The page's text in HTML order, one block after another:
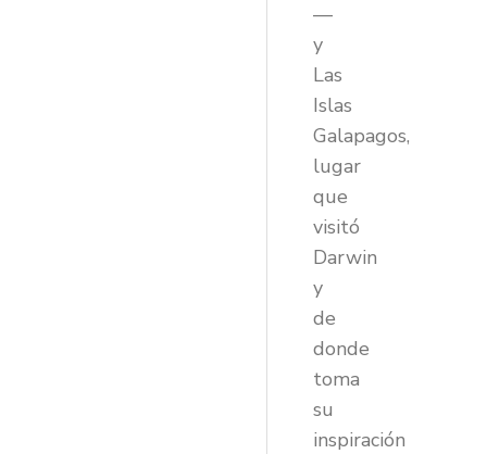
—
y
Las
Islas
Galapagos,
lugar
que
visitó
Darwin
y
de
donde
toma
su
inspiración